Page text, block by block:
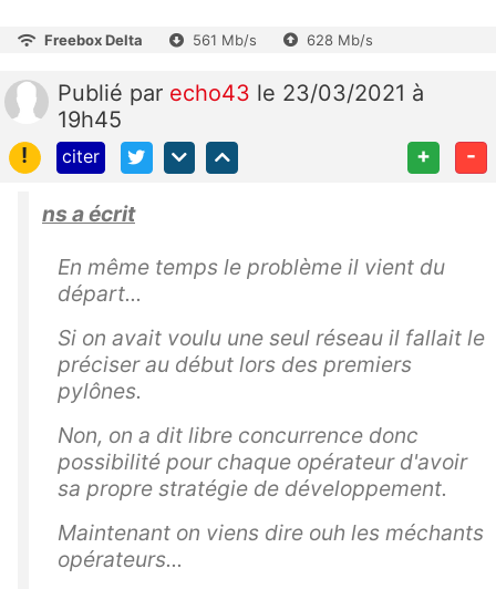
Freebox Delta 561 Mb/s 628 Mb/s
Publié par echo43 le 23/03/2021 à
19h45
!
citer + -
ns a écrit
En même temps le problème il vient du
départ...
Si on avait voulu une seul réseau il fallait le
préciser au début lors des premiers
pylônes.
Non, on a dit libre concurrence donc
possibilité pour chaque opérateur d'avoir
sa propre stratégie de développement.
Maintenant on viens dire ouh les méchants
opérateurs...